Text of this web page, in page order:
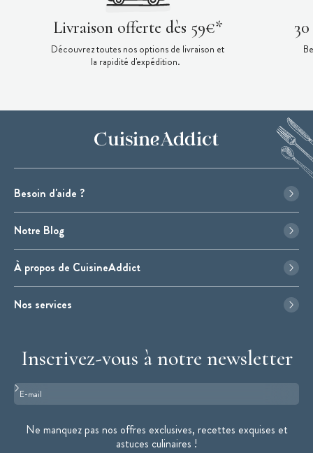
Livraison offerte dès 59€*
Découvrez toutes nos options de livraison et
la rapidité d'expédition.
Besoin d'aide ?
Notre Blog
À propos de CuisineAddict
Nos services
Inscrivez-vous à notre newsletter
Format : adresse@email.com
Ne manquez pas nos offres exclusives, recettes exquises et
astuces culinaires !